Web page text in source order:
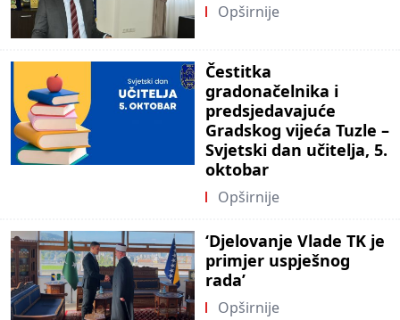
Opširnije
Čestitka
gradonačelnika i
predsjedavajuće
Gradskog vijeća Tuzle –
Svjetski dan učitelja, 5.
oktobar
Opširnije
‘Djelovanje Vlade TK je
primjer uspješnog
rada’
Opširnije